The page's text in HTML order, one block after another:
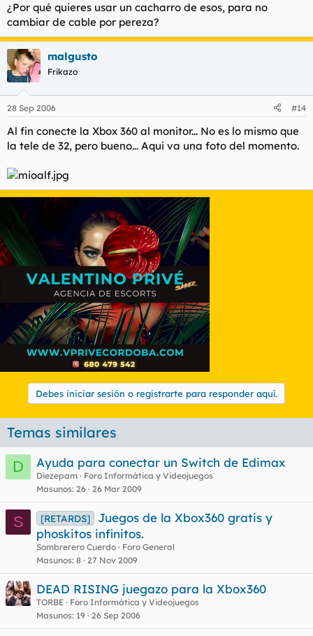
¿Por qué quieres usar un cacharro de esos, para no
cambiar de cable por pereza?
malgusto
Frikazo
28 Sep 2006 #14
Al fin conecte la Xbox 360 al monitor... No es lo mismo que
la tele de 32, pero bueno... Aqui va una foto del momento.
Debes iniciar sesión o registrarte para responder aquí.
Temas similares
D
Ayuda para conectar un Switch de Edimax
Diezepam
Foro Informática y Videojuegos
Masunos 26 26 Mar 2009
S [RETARDS]
Juegos de la Xbox360 gratis y
phoskitos infinitos.
Sombrerero Cuerdo
Foro General
Masunos 8 27 Nov 2009
DEAD RISING juegazo para la Xbox360
TORBE
Foro Informática y Videojuegos
Masunos 19 26 Sep 2006